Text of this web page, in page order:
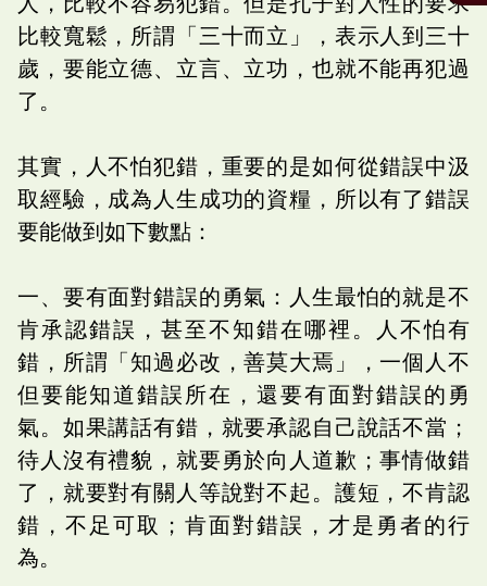
比較寬鬆，所謂「三十而立」，表示人到三十
歲，要能立德、立言、立功，也就不能再犯過
了。
其實，人不怕犯錯，重要的是如何從錯誤中汲
取經驗，成為人生成功的資糧，所以有了錯誤
要能做到如下數點：
一、要有面對錯誤的勇氣：人生最怕的就是不
肯承認錯誤，甚至不知錯在哪裡。人不怕有
錯，所謂「知過必改，善莫大焉」，一個人不
但要能知道錯誤所在，還要有面對錯誤的勇
氣。如果講話有錯，就要承認自己說話不當；
待人沒有禮貌，就要勇於向人道歉；事情做錯
了，就要對有關人等說對不起。護短，不肯認
錯，不足可取；肯面對錯誤，才是勇者的行
為。